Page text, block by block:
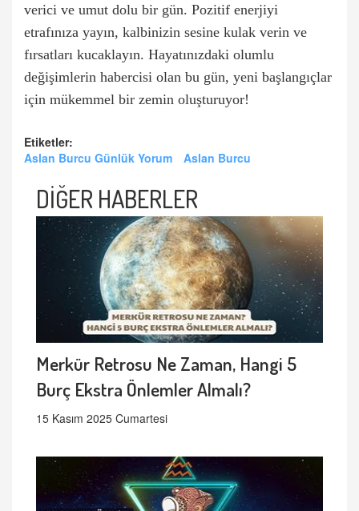
verici ve umut dolu bir gün. Pozitif enerjiyi
etrafınıza yayın, kalbinizin sesine kulak verin ve
fırsatları kucaklayın. Hayatınızdaki olumlu
değişimlerin habercisi olan bu gün, yeni başlangıçlar
için mükemmel bir zemin oluşturuyor!
Etiketler:
Aslan Burcu Günlük Yorum
Aslan Burcu
DİĞER HABERLER
Merkür Retrosu Ne Zaman, Hangi 5
Burç Ekstra Önlemler Almalı?
15 Kasım 2025 Cumartesi